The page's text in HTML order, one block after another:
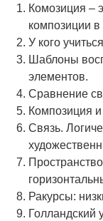
Комозиция –
композиции в
У кого
Шаблоны
элементов.
Сравнение
Композиция
Связь.
Ракурсы:
Голландский